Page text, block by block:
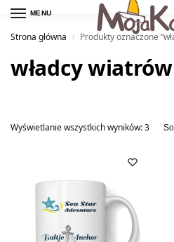
MENU
Strona główna
/ Produkty oznaczone
władcy wiatrów
Wyświetlanie wszystkich wyników: 3